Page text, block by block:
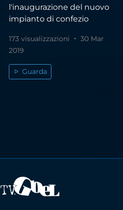
l'inaugurazione del nuovo
impianto di confezio
173 visualizzazioni
30 Mar
2019
Guarda